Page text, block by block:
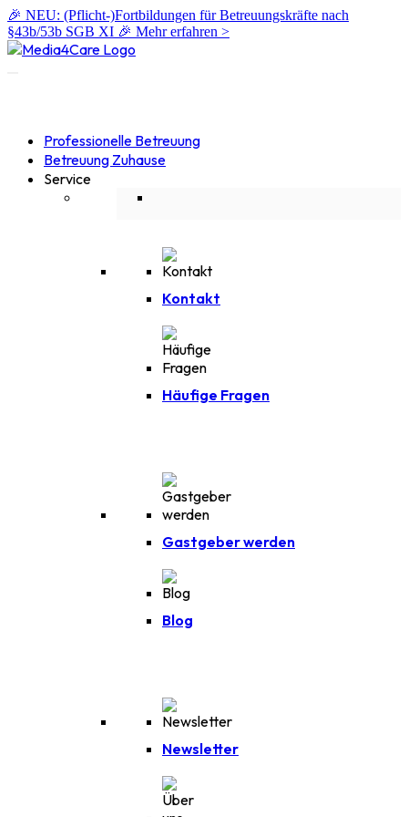
🎉 NEU: (Pflicht-)Fortbildungen für Betreuungskräfte nach
§43b/53b SGB XI 🎉 Mehr erfahren >
Professionelle Betreuung
Betreuung Zuhause
Service
Kontakt
Häufige Fragen
Gastgeber werden
Blog
Newsletter